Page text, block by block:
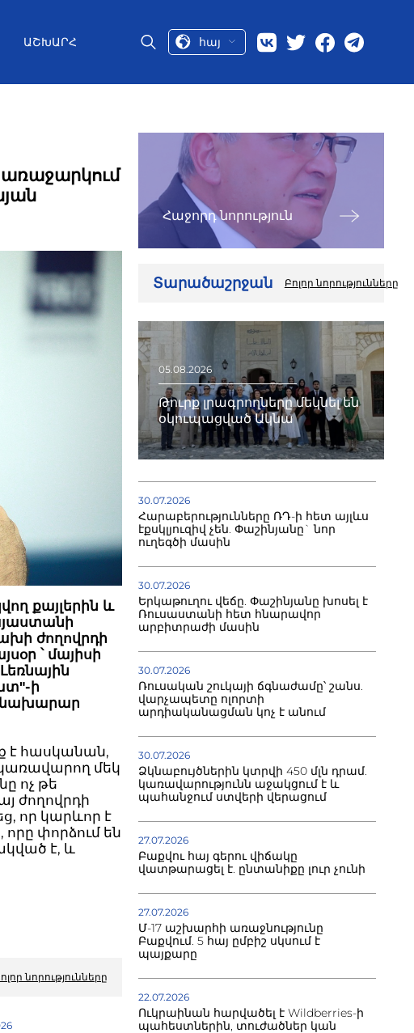
ԱՇԽԱՐՀ հայ
առաջարկում
քայլերին և
ժողովրդի
՝ մայիսի
ի
է հասկանան,
մեկ
ոչ թե
ժողովրդի
որ կարևոր է
փորձում են
է, և
նորությունները
Հաջորդ նորություն
Տարածաշրջան Բոլոր նորությունները
05.08.2026
Թուրք լրագրողները մեկնել են
օկուպացված Ակնա
30.07.2026
Հարաբերությունները ՌԴ-ի հետ այլևս
էքսկլյուզիվ չեն. Փաշինյանը` նոր
ուղեգծի մասին
30.07.2026
Երկաթուղու վեճը. Փաշինյանը խոսել է
Ռուսաստանի հետ հնարավոր
արբիտրաժի մասին
30.07.2026
Ռուսական շուկայի ճգնաժամը՝ շանս.
վարչապետը ոլորտի
արդիականացման կոչ է անում
30.07.2026
Ձկնաբույծներին կտրվի 450 մլն դրամ.
կառավարությունն աջակցում է և
պահանջում ստվերի վերացում
27.07.2026
Բաքվու հայ գերու վիճակը
վատթարացել է. ընտանիքը լուր չունի
27.07.2026
Մ-17 աշխարհի առաջնությունը
Բաքվում. 5 հայ ըմբիշ սկսում է
պայքարը
22.07.2026
Ուկրաինան հարվածել է Wildberries-ի
պահեստներին, տուժածներ կան